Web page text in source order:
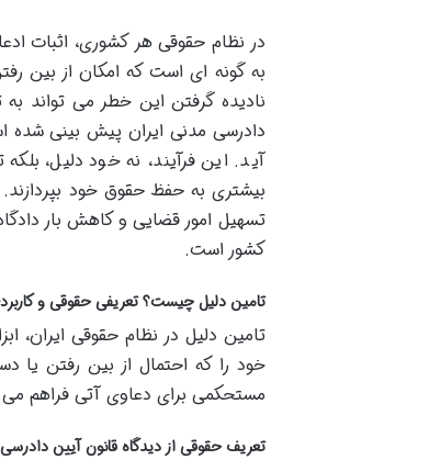
در نظام حقوقی هر کشوری، اثبات
به گونه ای است که امکان از بین
نادیده گرفتن این خطر می تواند
دادرسی مدنی ایران پیش بینی شده
آید. این فرآیند، نه خود دلیل،
بیشتری به حفظ حقوق خود
تسهیل امور قضایی و کاهش بار
کشور است.
تامین دلیل چیست؟ تعریفی حقوقی و
تامین دلیل در نظام حقوقی ایران،
خود را که احتمال از بین رفتن یا
مستحکمی برای دعاوی آتی فراهم می
تعریف حقوقی از دیدگاه قانون آیین دادرسی